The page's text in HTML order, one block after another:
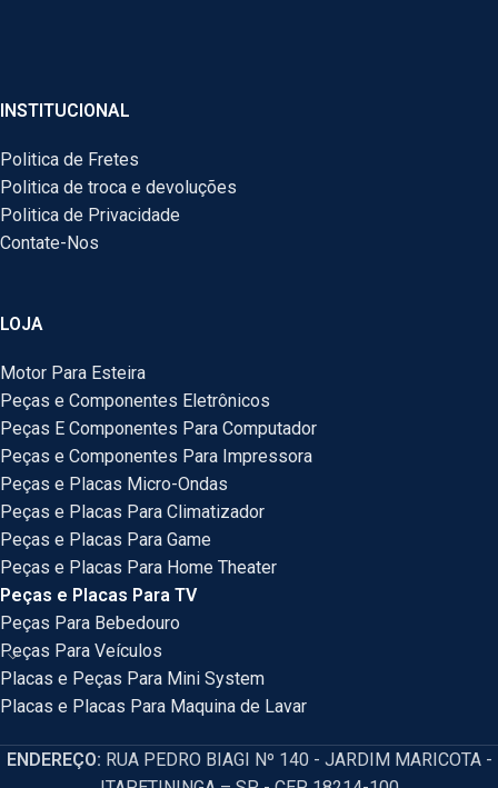
INSTITUCIONAL
Politica de Fretes
Politica de troca e devoluções
Politica de Privacidade
Contate-Nos
LOJA
Motor Para Esteira
Peças e Componentes Eletrônicos
Peças E Componentes Para Computador
Peças e Componentes Para Impressora
Peças e Placas Micro-Ondas
Peças e Placas Para Climatizador
Peças e Placas Para Game
Peças e Placas Para Home Theater
Peças e Placas Para TV
Peças Para Bebedouro
Peças Para Veículos
Placas e Peças Para Mini System
Placas e Placas Para Maquina de Lavar
ENDEREÇO: RUA PEDRO BIAGI Nº 140 - JARDIM MARICOTA -